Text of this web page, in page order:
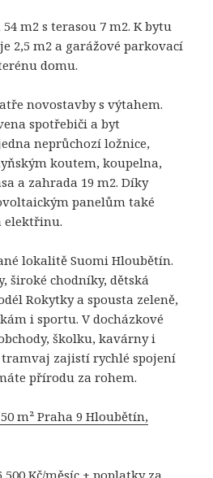
m2 s terasou 7 m2. K bytu
2,5 m2 a garážové parkovací
domu.
novostavby s výtahem.
spotřebiči a byt
neprůchozí ložnice,
koutem, koupelna,
a zahrada 19 m2. Díky
panelům také
elektřinu.
lokalitě Suomi Hloubětín.
široké chodníky, dětská
Rokytky a spousta zeleně,
i sportu. V docházkové
školku, kavárny i
tramvaj zajistí rychlé spojení
přírodu za rohem.
m² Praha 9 Hloubětín,
Kč/měsíc + poplatky za